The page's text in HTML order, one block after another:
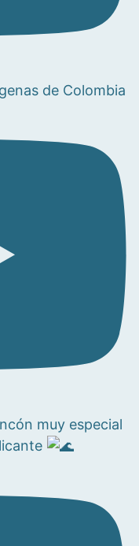
de Colombia
muy especial